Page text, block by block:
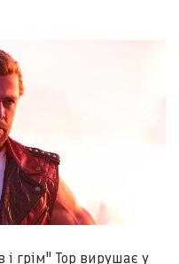
грім" Тор вирушає у